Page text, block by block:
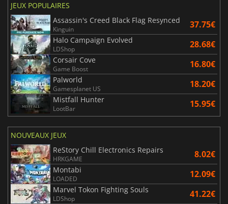
JEUX POPULAIRES
Assassin's Creed Black Flag Resynced
Kinguin 37.75€
Halo Campaign Evolved
LDShop 28.68€
Corsair Cove
Game Boost 16.80€
Palworld
Gamesplanet US 18.20€
Mistfall Hunter
LootBar 15.95€
NOUVEAUX JEUX
ReStory Chill Electronics Repairs
HRKGAME 8.02€
Montabi
LOADED 12.09€
Marvel Tokon Fighting Souls
LDShop 41.22€